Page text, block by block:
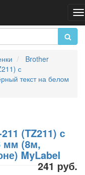
Brother
с
текст на белом
(TZ211) с
мм (8м,
MyLabel
241 руб.